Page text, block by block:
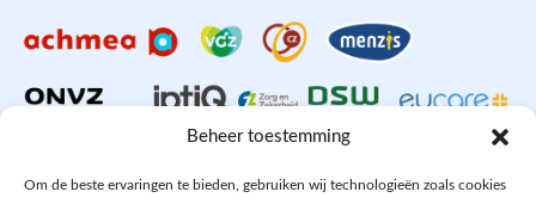
Beheer toestemming
Om de beste ervaringen te bieden, gebruiken wij technologieën zoals cookies